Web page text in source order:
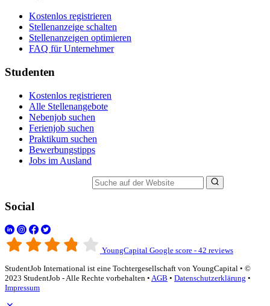
Kostenlos registrieren
Stellenanzeige schalten
Stellenanzeigen optimieren
FAQ für Unternehmer
Studenten
Kostenlos registrieren
Alle Stellenangebote
Nebenjob suchen
Ferienjob suchen
Praktikum suchen
Bewerbungstipps
Jobs im Ausland
Social
YoungCapital Google score - 42 reviews
StudentJob International ist eine Tochtergesellschaft von YoungCapital • ©
2023 StudentJob - Alle Rechte vorbehalten • AGB • Datenschutzerklärung •
Impressum